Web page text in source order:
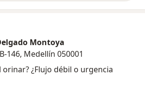
Montoya
146, Medellín 050001
orinar? ¿Flujo débil o urgencia